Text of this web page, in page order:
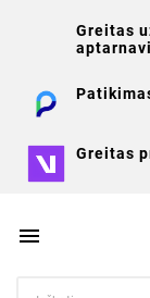
Greitas
Greitas
